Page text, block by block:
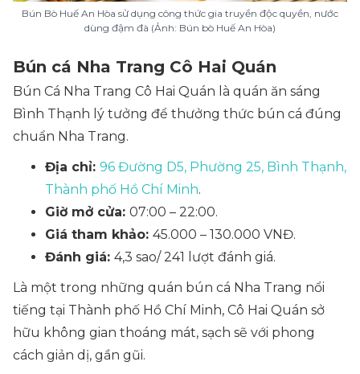
Bún Bò Huế An Hòa sử dụng công thức gia truyền độc quyền, nước
dùng đậm đà (Ảnh: Bún bò Huế An Hòa)
Bún cá Nha Trang Cô Hai Quán
Bún Cá Nha Trang Cô Hai Quán là quán ăn sáng
Bình Thạnh lý tưởng để thưởng thức bún cá đúng
chuẩn Nha Trang.
Địa chỉ: 96 Đường D5, Phường 25, Bình Thạnh,
Thành phố Hồ Chí Minh.
Giờ mở cửa: 07:00 – 22:00.
Giá tham khảo: 45.000 – 130.000 VNĐ.
Đánh giá: 4,3 sao/ 241 lượt đánh giá.
Là một trong những quán bún cá Nha Trang nổi
tiếng tại Thành phố Hồ Chí Minh, Cô Hai Quán sở
hữu không gian thoáng mát, sạch sẽ với phong
cách giản dị, gần gũi.